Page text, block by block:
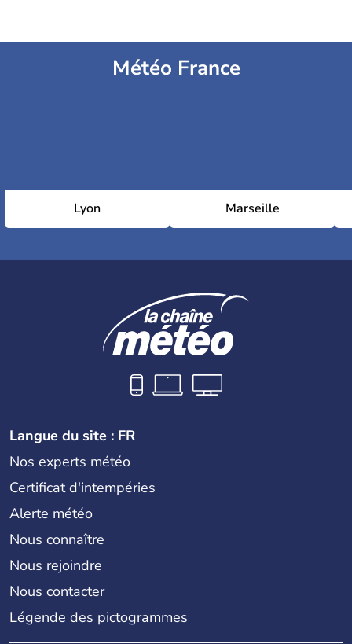
Météo France
Lyon Marseille
Langue du site : FR
Nos experts météo
Certificat d'intempéries
Alerte météo
Nous connaître
Nous rejoindre
Nous contacter
Légende des pictogrammes